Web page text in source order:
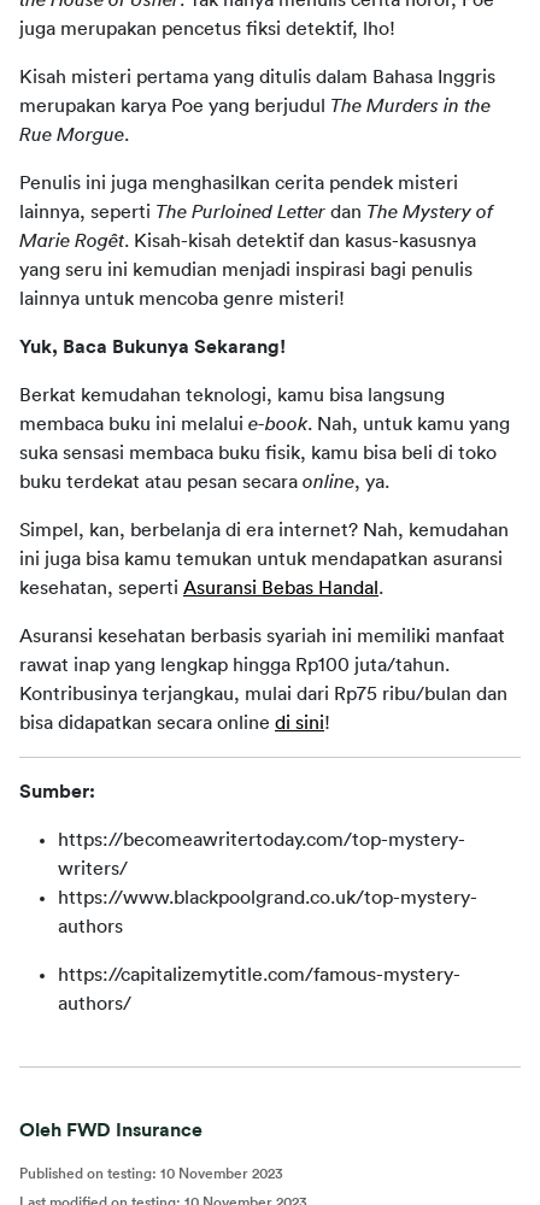
juga merupakan pencetus fiksi detektif, lho!
Kisah misteri pertama yang ditulis dalam Bahasa Inggris
merupakan karya Poe yang berjudul The Murders in the
Rue Morgue.
Penulis ini juga menghasilkan cerita pendek misteri
lainnya, seperti The Purloined Letter dan The Mystery of
Marie Rogêt. Kisah-kisah detektif dan kasus-kasusnya
yang seru ini kemudian menjadi inspirasi bagi penulis
lainnya untuk mencoba genre misteri!
Yuk, Baca Bukunya Sekarang!
Berkat kemudahan teknologi, kamu bisa langsung
membaca buku ini melalui e-book. Nah, untuk kamu yang
suka sensasi membaca buku fisik, kamu bisa beli di toko
buku terdekat atau pesan secara online, ya.
Simpel, kan, berbelanja di era internet? Nah, kemudahan
ini juga bisa kamu temukan untuk mendapatkan asuransi
kesehatan, seperti Asuransi Bebas Handal .
Asuransi kesehatan berbasis syariah ini memiliki manfaat
rawat inap yang lengkap hingga Rp100 juta/tahun.
Kontribusinya terjangkau, mulai dari Rp75 ribu/bulan dan
bisa didapatkan secara online di sini!
Sumber:
https://becomeawritertoday.com/top-mystery-
writers/
https://www.blackpoolgrand.co.uk/top-mystery-
authors
https://capitalizemytitle.com/famous-mystery-
authors/
Oleh FWD Insurance
Published on testing: 10 November 2023